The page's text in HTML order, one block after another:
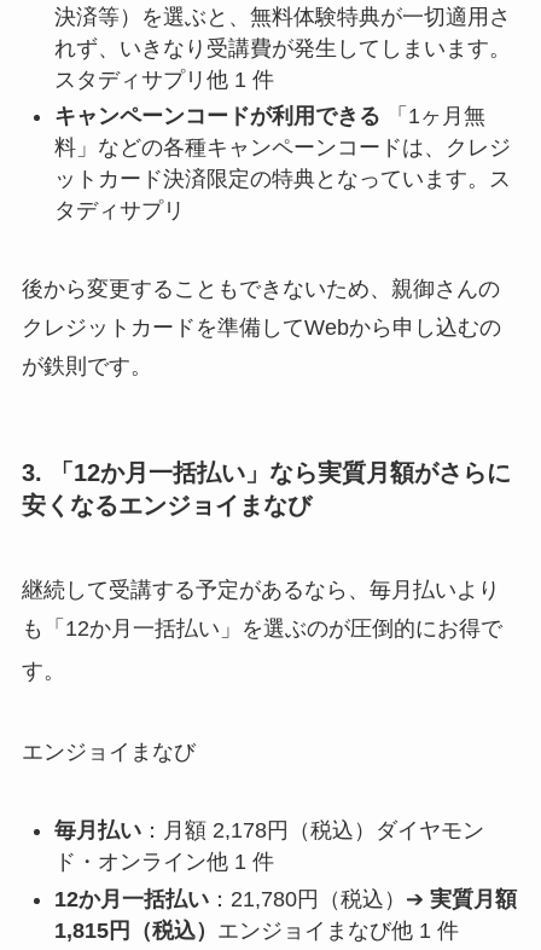
決済等）を選ぶと、無料体験特典が一切適用さ
れず、いきなり受講費が発生してしまいます。
スタディサプリ他 1 件
キャンペーンコードが利用できる 「1ヶ月無
料」などの各種キャンペーンコードは、クレジ
ットカード決済限定の特典となっています。ス
タディサプリ
後から変更することもできないため、親御さんの
クレジットカードを準備してWebから申し込むの
が鉄則です。
3. 「12か月一括払い」なら実質月額がさらに
安くなるエンジョイまなび
継続して受講する予定があるなら、毎月払いより
も「12か月一括払い」を選ぶのが圧倒的にお得で
す。
エンジョイまなび
毎月払い：月額 2,178円（税込）ダイヤモン
ド・オンライン他 1 件
12か月一括払い：21,780円（税込）➔ 実質月額
1,815円（税込） エンジョイまなび他 1 件